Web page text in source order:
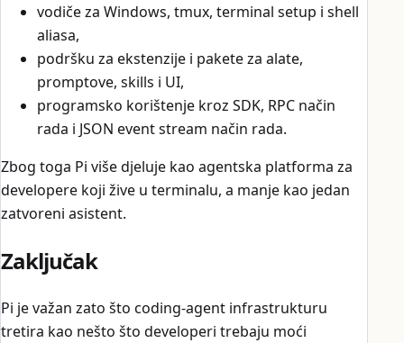
vodiče za Windows, tmux, terminal setup i shell
aliasa,
podršku za ekstenzije i pakete za alate,
promptove, skills i UI,
programsko korištenje kroz SDK, RPC način
rada i JSON event stream način rada.
Zbog toga Pi više djeluje kao agentska platforma za
developere koji žive u terminalu, a manje kao jedan
zatvoreni asistent.
Zaključak
Pi je važan zato što coding-agent infrastrukturu
tretira kao nešto što developeri trebaju moći